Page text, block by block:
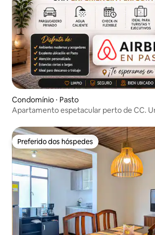
Condomínio ⋅ Pasto
Apartamento espetacular perto de CC.
Preferido dos hóspedes
Preferido dos hóspedes